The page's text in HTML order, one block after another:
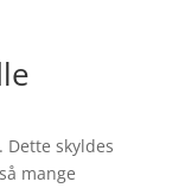
skyldes
mange